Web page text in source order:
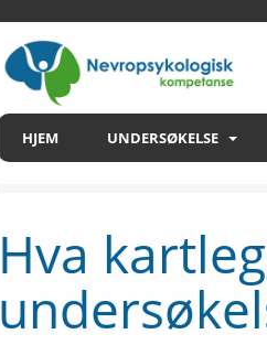
HJEM UNDERSØKELSE
Hva